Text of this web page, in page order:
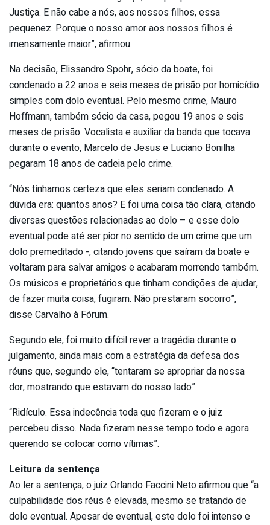
Justiça. E não cabe a nós, aos nossos filhos, essa
pequenez. Porque o nosso amor aos nossos filhos é
imensamente maior”, afirmou.
Na decisão, Elissandro Spohr, sócio da boate, foi
condenado a 22 anos e seis meses de prisão por homicídio
simples com dolo eventual. Pelo mesmo crime, Mauro
Hoffmann, também sócio da casa, pegou 19 anos e seis
meses de prisão. Vocalista e auxiliar da banda que tocava
durante o evento, Marcelo de Jesus e Luciano Bonilha
pegaram 18 anos de cadeia pelo crime.
“Nós tínhamos certeza que eles seriam condenado. A
dúvida era: quantos anos? E foi uma coisa tão clara, citando
diversas questões relacionadas ao dolo – e esse dolo
eventual pode até ser pior no sentido de um crime que um
dolo premeditado -, citando jovens que saíram da boate e
voltaram para salvar amigos e acabaram morrendo também.
Os músicos e proprietários que tinham condições de ajudar,
de fazer muita coisa, fugiram. Não prestaram socorro”,
disse Carvalho à Fórum.
Segundo ele, foi muito difícil rever a tragédia durante o
julgamento, ainda mais com a estratégia da defesa dos
réuns que, segundo ele, “tentaram se apropriar da nossa
dor, mostrando que estavam do nosso lado”.
“Ridículo. Essa indecência toda que fizeram e o juiz
percebeu disso. Nada fizeram nesse tempo todo e agora
querendo se colocar como vítimas”.
Leitura da sentença
Ao ler a sentença, o juiz Orlando Faccini Neto afirmou que “a
culpabilidade dos réus é elevada, mesmo se tratando de
dolo eventual. Apesar de eventual, este dolo foi intenso e